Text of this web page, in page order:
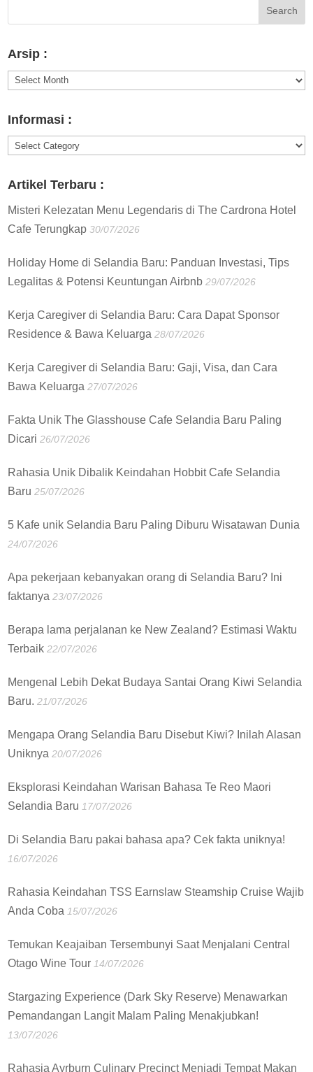
Arsip :
Arsip
Informasi :
Informasi
Artikel Terbaru :
Misteri Kelezatan Menu Legendaris di The Cardrona Hotel
Cafe Terungkap 30/07/2026
Holiday Home di Selandia Baru: Panduan Investasi, Tips
Legalitas & Potensi Keuntungan Airbnb 29/07/2026
Kerja Caregiver di Selandia Baru: Cara Dapat Sponsor
Residence & Bawa Keluarga 28/07/2026
Kerja Caregiver di Selandia Baru: Gaji, Visa, dan Cara
Bawa Keluarga 27/07/2026
Fakta Unik The Glasshouse Cafe Selandia Baru Paling
Dicari 26/07/2026
Rahasia Unik Dibalik Keindahan Hobbit Cafe Selandia
Baru 25/07/2026
5 Kafe unik Selandia Baru Paling Diburu Wisatawan Dunia
24/07/2026
Apa pekerjaan kebanyakan orang di Selandia Baru? Ini
faktanya 23/07/2026
Berapa lama perjalanan ke New Zealand? Estimasi Waktu
Terbaik 22/07/2026
Mengenal Lebih Dekat Budaya Santai Orang Kiwi Selandia
Baru. 21/07/2026
Mengapa Orang Selandia Baru Disebut Kiwi? Inilah Alasan
Uniknya 20/07/2026
Eksplorasi Keindahan Warisan Bahasa Te Reo Maori
Selandia Baru 17/07/2026
Di Selandia Baru pakai bahasa apa? Cek fakta uniknya!
16/07/2026
Rahasia Keindahan TSS Earnslaw Steamship Cruise Wajib
Anda Coba 15/07/2026
Temukan Keajaiban Tersembunyi Saat Menjalani Central
Otago Wine Tour 14/07/2026
Stargazing Experience (Dark Sky Reserve) Menawarkan
Pemandangan Langit Malam Paling Menakjubkan!
13/07/2026
Rahasia Ayrburn Culinary Precinct Menjadi Tempat Makan